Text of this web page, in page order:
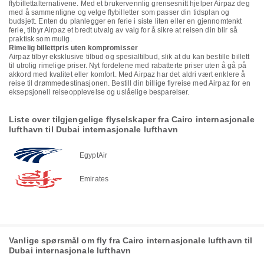
flybillettalternativene. Med et brukervennlig grensesnitt hjelper Airpaz deg
med å sammenligne og velge flybilletter som passer din tidsplan og
budsjett. Enten du planlegger en ferie i siste liten eller en gjennomtenkt
ferie, tilbyr Airpaz et bredt utvalg av valg for å sikre at reisen din blir så
praktisk som mulig.
Rimelig billettpris uten kompromisser
Airpaz tilbyr eksklusive tilbud og spesialtilbud, slik at du kan bestille billett
til utrolig rimelige priser. Nyt fordelene med rabatterte priser uten å gå på
akkord med kvalitet eller komfort. Med Airpaz har det aldri vært enklere å
reise til drømmedestinasjonen. Bestill din billige flyreise med Airpaz for en
eksepsjonell reiseopplevelse og uslåelige besparelser.
Liste over tilgjengelige flyselskaper fra Cairo internasjonale
lufthavn til Dubai internasjonale lufthavn
EgyptAir
Emirates
Vanlige spørsmål om fly fra Cairo internasjonale lufthavn til
Dubai internasjonale lufthavn